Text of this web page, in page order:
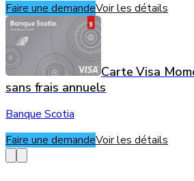
Faire une demandeVoir les détails
Carte Visa
sans frais annuels
Banque Scotia
Faire une demandeVoir les détails